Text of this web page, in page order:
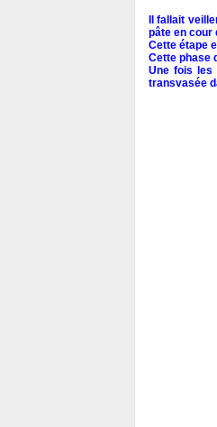
Il fallait
pâte en cour
Cette étape
Cette phase
Une fois les
transvasée